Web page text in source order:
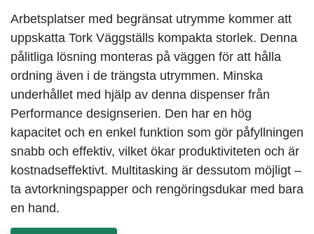
Arbetsplatser med begränsat utrymme kommer att
uppskatta Tork Väggställs kompakta storlek. Denna
pålitliga lösning monteras på väggen för att hålla
ordning även i de trängsta utrymmen. Minska
underhållet med hjälp av denna dispenser från
Performance designserien. Den har en hög
kapacitet och en enkel funktion som gör påfyllningen
snabb och effektiv, vilket ökar produktiviteten och är
kostnadseffektivt. Multitasking är dessutom möjligt –
ta avtorkningspapper och rengöringsdukar med bara
en hand.